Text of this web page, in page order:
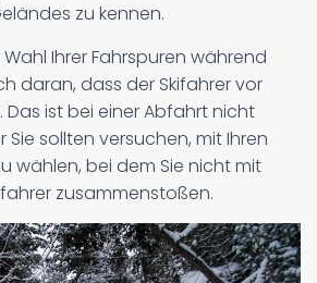
zu kennen.
Ihrer Fahrspuren während
daran, dass der Skifahrer vor
ist bei einer Abfahrt nicht
sollten versuchen, mit Ihren
wählen, bei dem Sie nicht mit
zusammenstoßen.